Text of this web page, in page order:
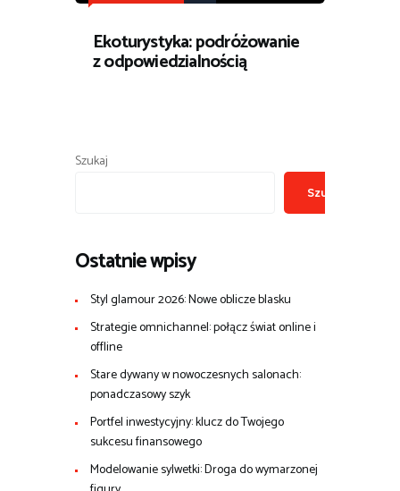
Ekoturystyka: podróżowanie
z odpowiedzialnością
Szukaj
Szukaj
Ostatnie wpisy
Styl glamour 2026: Nowe oblicze blasku
Strategie omnichannel: połącz świat online i
offline
Stare dywany w nowoczesnych salonach:
ponadczasowy szyk
Portfel inwestycyjny: klucz do Twojego
sukcesu finansowego
Modelowanie sylwetki: Droga do wymarzonej